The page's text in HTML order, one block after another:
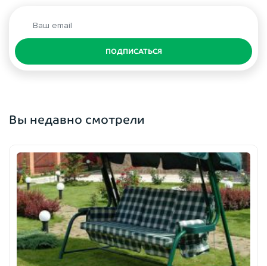
ПОДПИСАТЬСЯ
Вы недавно смотрели